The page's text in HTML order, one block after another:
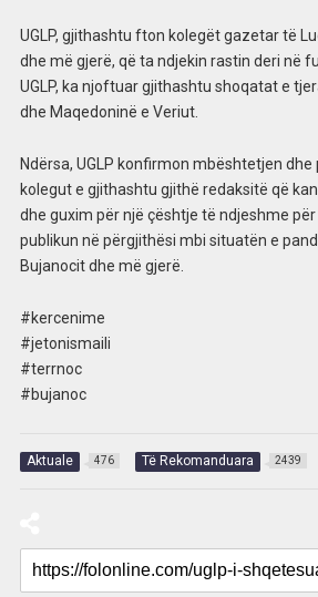
UGLP, gjithashtu fton kolegët gazetar të
dhe më gjerë, që ta ndjekin rastin deri në
UGLP, ka njoftuar gjithashtu shoqatat e
dhe Maqedoninë e Veriut.
Ndërsa, UGLP konfirmon mbështetjen dhe
kolegut e gjithashtu gjithë redaksitë që
dhe guxim për një çështje të ndjeshme
publikun në përgjithësi mbi situatën e
Bujanocit dhe më gjerë.
#kercenime
#jetonismaili
#terrnoc
#bujanoc
Aktuale 476 Të Rekomanduara 2439